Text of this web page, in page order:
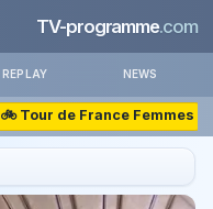
TV-programme.com
REPLAY NEWS
🚲 Tour de France Femmes